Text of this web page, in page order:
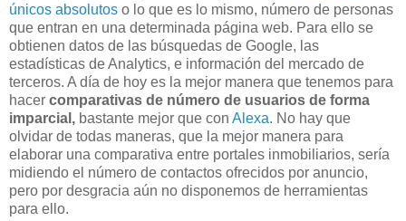
únicos absolutos o lo que es lo mismo, número de personas
que entran en una determinada página web. Para ello se
obtienen datos de las búsquedas de Google, las
estadísticas de Analytics, e información del mercado de
terceros. A día de hoy es la mejor manera que tenemos para
hacer comparativas de número de usuarios de forma
imparcial, bastante mejor que con Alexa. No hay que
olvidar de todas maneras, que la mejor manera para
elaborar una comparativa entre portales inmobiliarios, sería
midiendo el número de contactos ofrecidos por anuncio,
pero por desgracia aún no disponemos de herramientas
para ello.